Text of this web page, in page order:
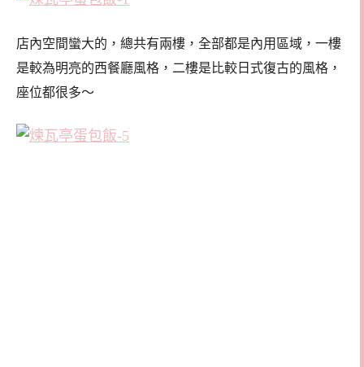
店內空間蠻大的，總共有兩樓，全部都是內用區域，一樓
是較為明亮的西餐廳風格，二樓是比較日式復古的風格，
座位都很多～